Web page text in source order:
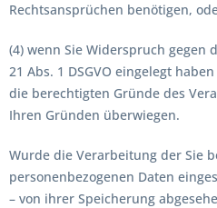
Rechtsansprüchen benötigen,
(4) wenn Sie Widerspruch gegen
21 Abs. 1 DSGVO eingelegt
die berechtigten Gründe des
Ihren Gründen überwiegen.
Wurde die Verarbeitung der Sie
personenbezogenen Daten
– von ihrer Speicherung